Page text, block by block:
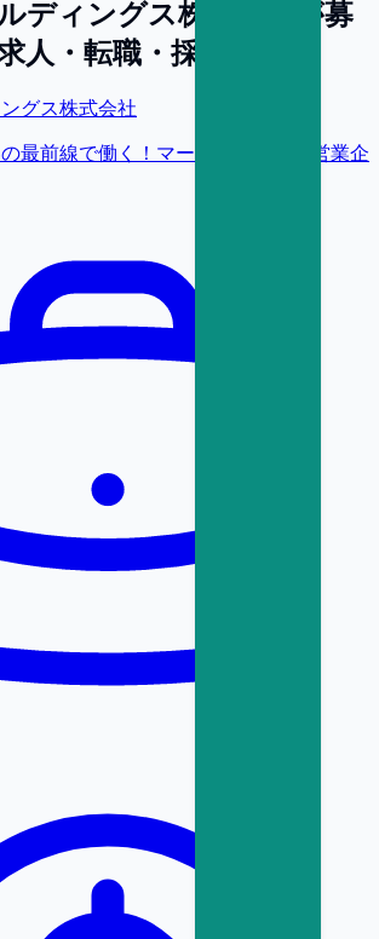
ディングス株式会社
が募
人・転職・採用情報
グス株式会社
最前線で働く！マーケティング・営業企